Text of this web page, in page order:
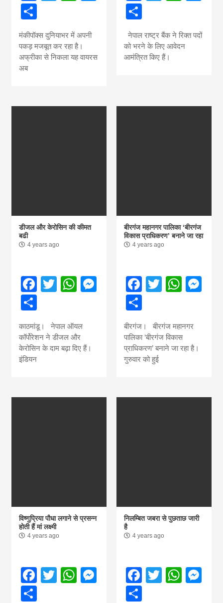
मंकीपॉक्स दुनियाभर में अपनी
पकड़ मजबूत कर रहा है।
अफ्रीका से निकला यह वायरस
अब
Share
नेपाल राष्ट्र बैंक ने रिक्त पदों
को भरने के लिए आवेदन
आमंत्रित किए हैं।
डीजल और केरोसिन की कीमत
बढी
4 years ago
Facebook
TwitterWhatsApp
Messenger
काठमांडू। नेपाल ऑयल
कॉर्पोरेशन ने डीजल और
केरोसिन के दाम बढ़ा दिए हैं।
इंडियन
बीरगंज महानगर पालिका ‘बीरगंज
विकास प्राधिकरण’ बनाने जा रहा
4 years ago
Facebook
Twitter
Share
बीरगंज। बीरगंज महानगर
पालिका ‘बीरगंज विकास
प्राधिकरण’ बनाने जा रहा है।
गुरुवार को हुई
विष्णुप्रिया पौधा लगाने से प्रसन्न
होती हैं मां लक्ष्मी
4 years ago
Facebook
TwitterWhatsApp
Messenger
निलम्बित जबरा से पुछताछ जारी
है
4 years ago
Facebook
Twitter
Share